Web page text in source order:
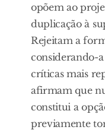
opõem ao
duplicação à
Rejeitam a
considerando-
críticas mais
afirmam que
constitui a
previamente